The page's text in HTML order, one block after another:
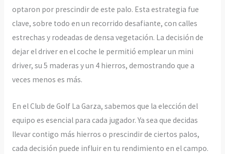
optaron por prescindir de este palo. Esta estrategia fue
clave, sobre todo en un recorrido desafiante, con calles
estrechas y rodeadas de densa vegetación. La decisión de
dejar el driver en el coche le permitió emplear un mini
driver, su 5 maderas y un 4 hierros, demostrando que a
veces menos es más.
En el Club de Golf La Garza, sabemos que la elección del
equipo es esencial para cada jugador. Ya sea que decidas
llevar contigo más hierros o prescindir de ciertos palos,
cada decisión puede influir en tu rendimiento en el campo.